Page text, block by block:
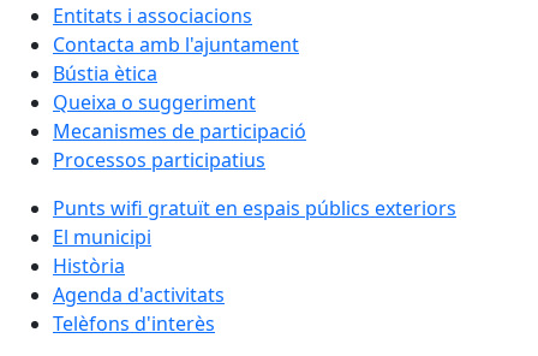
Entitats i associacions
Contacta amb l'ajuntament
Bústia ètica
Queixa o suggeriment
Mecanismes de participació
Processos participatius
Punts wifi gratuït en espais públics exteriors
El municipi
Història
Agenda d'activitats
Telèfons d'interès